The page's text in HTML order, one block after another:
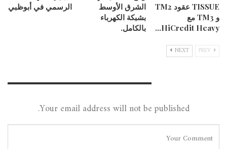
TISSUE عقود TM2
و TM3 مع
HiCredit Heavy…
الشرق الأوسط
بشبكة الكهرباء
بالكامل.
الرسمي في أبوظبي
NEXT
Your email address will not be published.